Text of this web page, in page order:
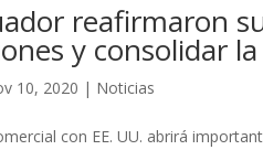
reafirmaron
y consolidar
10, 2020 | Noticias
con EE. UU. abrirá